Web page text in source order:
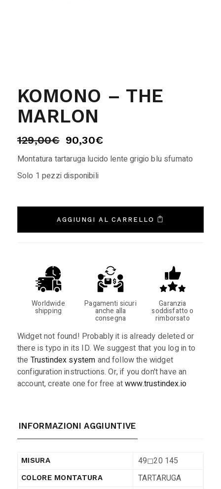
KOMONO – THE
MARLON
129,00€ 90,30€
Montatura tartaruga lucido lente grigio blu sfumato
Solo 1 pezzi disponibili
AGGIUNGI AL CARRELLO
Worldwide
shipping
Pagamenti sicuri
anche alla
consegna
Garanzia
soddisfatto o
rimborsato
Widget not found! Probably it is already deleted or
there is typo in its ID. We suggest that you log in to
the Trustindex system and follow the widget
configuration instructions. Or, if you don't have an
account, create one for free atwww.trustindex.io
INFORMAZIONI AGGIUNTIVE
MISURA 49◻︎20 145
COLORE MONTATURA TARTARUGA